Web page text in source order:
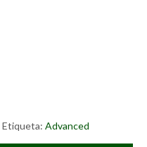
Etiqueta: Advanced